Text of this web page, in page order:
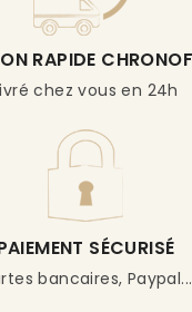
RAPIDE
chez vous en 24h
SÉCURISÉ
bancaires, Paypal...